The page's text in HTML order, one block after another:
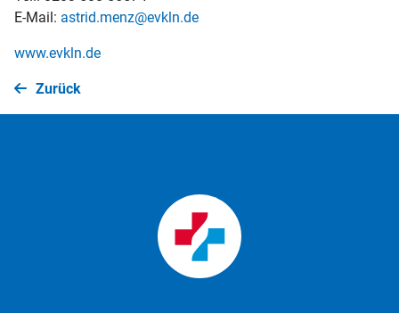
E-Mail: astrid.menz@evkln.de
www.evkln.de
Zurück